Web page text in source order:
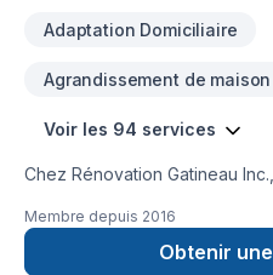
Adaptation Domiciliaire
Agrandissement de maison
Voir les 94 services
Chez Rénovation Gatineau
Armoires, Balcon, Balcon de
Carrelage, Charpentier,
Membre depuis 2016
Obtenir